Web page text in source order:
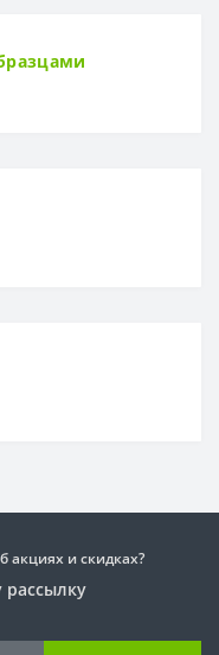
акциях и скидках?